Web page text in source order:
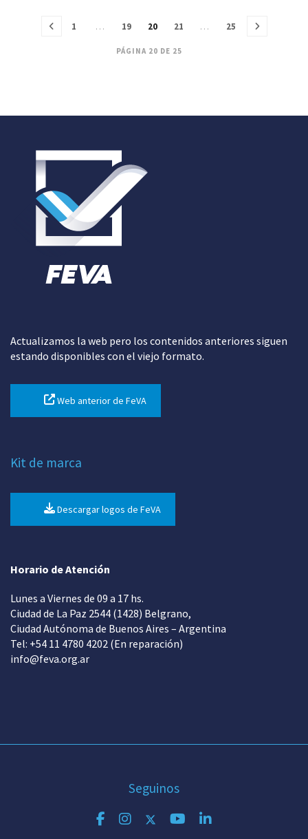
PÁGINA 20 DE 25
1 … 19 20 21 … 25
Actualizamos la web pero los contenidos anteriores siguen
estando disponibles con el viejo formato.
Web anterior de FeVA
Kit de marca
Descargar logos de FeVA
Horario de Atención
Lunes a Viernes de 09 a 17 hs.
Ciudad de La Paz 2544 (1428) Belgrano,
Ciudad Autónoma de Buenos Aires – Argentina
Tel: +54 11 4780 4202 (En reparación)
info@feva.org.ar
Seguinos